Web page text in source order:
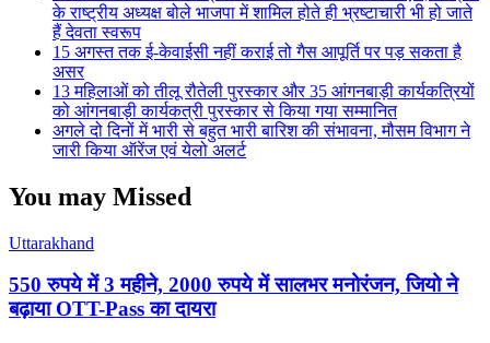
के राष्ट्रीय अध्यक्ष बोले भाजपा में शामिल होते ही भ्रष्टाचारी भी हो जाते
हैं देवता स्वरूप
15 अगस्त तक ई-केवाईसी नहीं कराई तो गैस आपूर्ति पर पड़ सकता है
असर
13 महिलाओं को तीलू रौतेली पुरस्कार और 35 आंगनबाड़ी कार्यकत्रियों
को आंगनबाड़ी कार्यकत्री पुरस्कार से किया गया सम्मानित
अगले दो दिनों में भारी से बहुत भारी बारिश की संभावना, मौसम विभाग ने
जारी किया ऑरेंज एवं येलो अलर्ट
You may Missed
Uttarakhand
550 रुपये में 3 महीने, 2000 रुपये में सालभर मनोरंजन, जियो ने
बढ़ाया OTT-Pass का दायरा